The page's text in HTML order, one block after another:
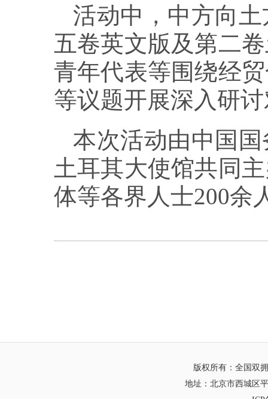
活动中，中方向
五卷英文版及第二
青年代表等围绕经
等议题开展深入研
本次活动由中国
土耳其大使馆共同
体等各界人士200余
版权所有：全国双
地址：北京市西城区